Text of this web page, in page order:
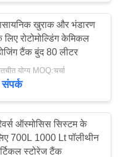
टैंक
31
20
खुराक और भंडारण
लिए रोटोमोल्डिंग केमिकल
टैंक बुंद 80 लीटर
योग्य MOQ:चर्चा
संपर्क
ऑस्मोसिस सिस्टम के
700L 1000 Lt पॉलीथीन
स्टोरेज टैंक